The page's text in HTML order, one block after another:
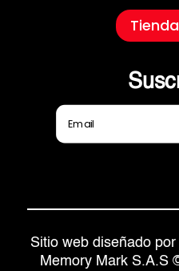
Sitio web diseñado por
Memory Mark S.A.S